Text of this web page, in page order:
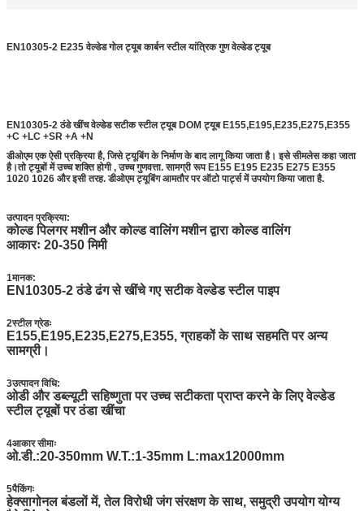
EN10305-2 E235 वेल्डेड गोल ट्यूब कार्बन स्टील यांत्रिक गुण वेल्डेड ट्यूब
EN10305-2 ठंडे खींच वेल्डेड सटीक स्टील ट्यूब DOM ट्यूब E155,E195,E235,E275,E355
+C +LC +SR +A +N
डीओएम एक ऐसी प्रक्रिया है, जिसे ट्यूबिंग के निर्माण के बाद लागू किया जाता है। इसे सीमलेस कहा जाता
है।तो ट्यूबों में उच्च शक्ति होगी , उच्च गुणवत्ता. सामग्री रूप E155 E195 E235 E275 E355
1020 1026 और इसी तरह. डीओएम ट्यूबिंग आमतौर पर ऑटो पार्ट्स में उपयोग किया जाता है.
उत्पादन प्रक्रिया:
कोल्ड पिलगर मशीन और कोल्ड वालिंग मशीन द्वारा कोल्ड वालिंग
आकारः 20-350 मिमी
1मानक:
EN10305-2 ठंडे ढंग से खींचे गए सटीक वेल्डेड स्टील पाइप
2स्टील ग्रेडः
E155,E195,E235,E275,E355, ग्राहकों के साथ सहमति पर अन्य
सामग्री।
3उत्पादन विधि:
ओडी और डब्ल्यूटी सहिष्णुता पर उच्च सटीकता प्राप्त करने के लिए वेल्डेड
स्टील ट्यूबों पर ठंडा खींचा
4आकार सीमाः
ओ.डी.:20-350mm W.T.:1-35mm L:max12000mm
5पैकिंगः
हेक्सागोनल बंडलों में, तेल विरोधी जंग संरक्षण के साथ, समुद्री उपयोग योग्य